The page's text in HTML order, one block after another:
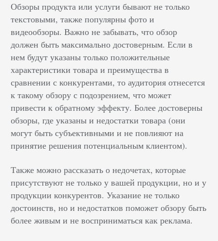
Обзоры продукта или услуги бывают не только
текстовыми, также популярны фото и
видеообзоры. Важно не забывать, что обзор
должен быть максимально достоверным. Если в
нем будут указаны только положительные
характеристики товара и преимущества в
сравнении с конкурентами, то аудитория отнесется
к такому обзору с подозрением, что может
привести к обратному эффекту. Более достоверны
обзоры, где указаны и недостатки товара (они
могут быть субъективными и не повлияют на
принятие решения потенциальным клиентом).
Также можно рассказать о недочетах, которые
присутствуют не только у вашей продукции, но и у
продукции конкурентов. Указание не только
достоинств, но и недостатков поможет обзору быть
более живым и не восприниматься как реклама.